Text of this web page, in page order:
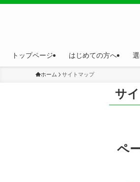
トップページ はじめての方へ
ホーム サイトマップ
サ
ペ